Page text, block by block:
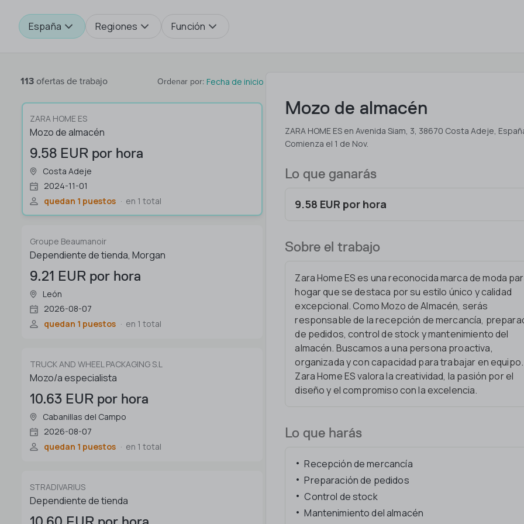
España Regiones Función
113 ofertas de trabajo Ordenar por: Fecha de inicio
ZARA HOME ES
Mozo de almacén
9.58 EUR por hora
Costa Adeje
2024-11-01
quedan 1 puestos
en 1 total
Groupe Beaumanoir
Dependiente de tienda, Morgan
9.21 EUR por hora
León
2026-08-07
quedan 1 puestos
en 1 total
TRUCK AND WHEEL PACKAGING S.L
Mozo/a especialista
10.63 EUR por hora
Cabanillas del Campo
2026-08-07
quedan 1 puestos
en 1 total
STRADIVARIUS
Dependiente de tienda
Mozo de almacén
ZARA HOME ES en Avenida Siam, 3, 38670 Costa Adeje,
Comienza el 1 de Nov.
Lo que ganarás
9.58 EUR por hora
Sobre el trabajo
Zara Home ES es una reconocida marca de moda
hogar que se destaca por su estilo único y calidad
excepcional. Como Mozo de Almacén, serás
responsable de la recepción de mercancía,
de pedidos, control de stock y mantenimiento del
almacén. Buscamos a una persona proactiva,
organizada y con capacidad para trabajar en equipo.
Zara Home ES valora la creatividad, la pasión por el
diseño y el compromiso con la excelencia.
Lo que harás
Recepción de mercancía
Preparación de pedidos
Control de stock
Mantenimiento del almacén